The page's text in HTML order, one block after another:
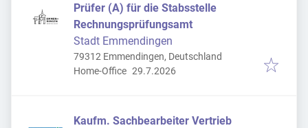
Prüfer (A) für die Stabsstelle
Rechnungsprüfungsamt
Stadt Emmendingen
79312 Emmendingen, Deutschland
Home-Office Veröffentlicht
29.7.2026
Kaufm. Sachbearbeiter Vertrieb